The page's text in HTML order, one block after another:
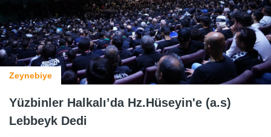
Zeynebiye
Yüzbinler Halkalı’da Hz.Hüseyin'e (a.s)
Lebbeyk Dedi